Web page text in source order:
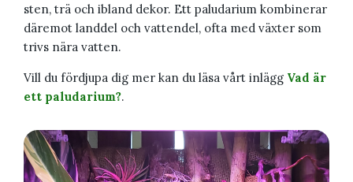
sten, trä och ibland dekor. Ett paludarium kombinerar
däremot landdel och vattendel, ofta med växter som
trivs nära vatten.
Vill du fördjupa dig mer kan du läsa vårt inlägg Vad är
ett paludarium?.